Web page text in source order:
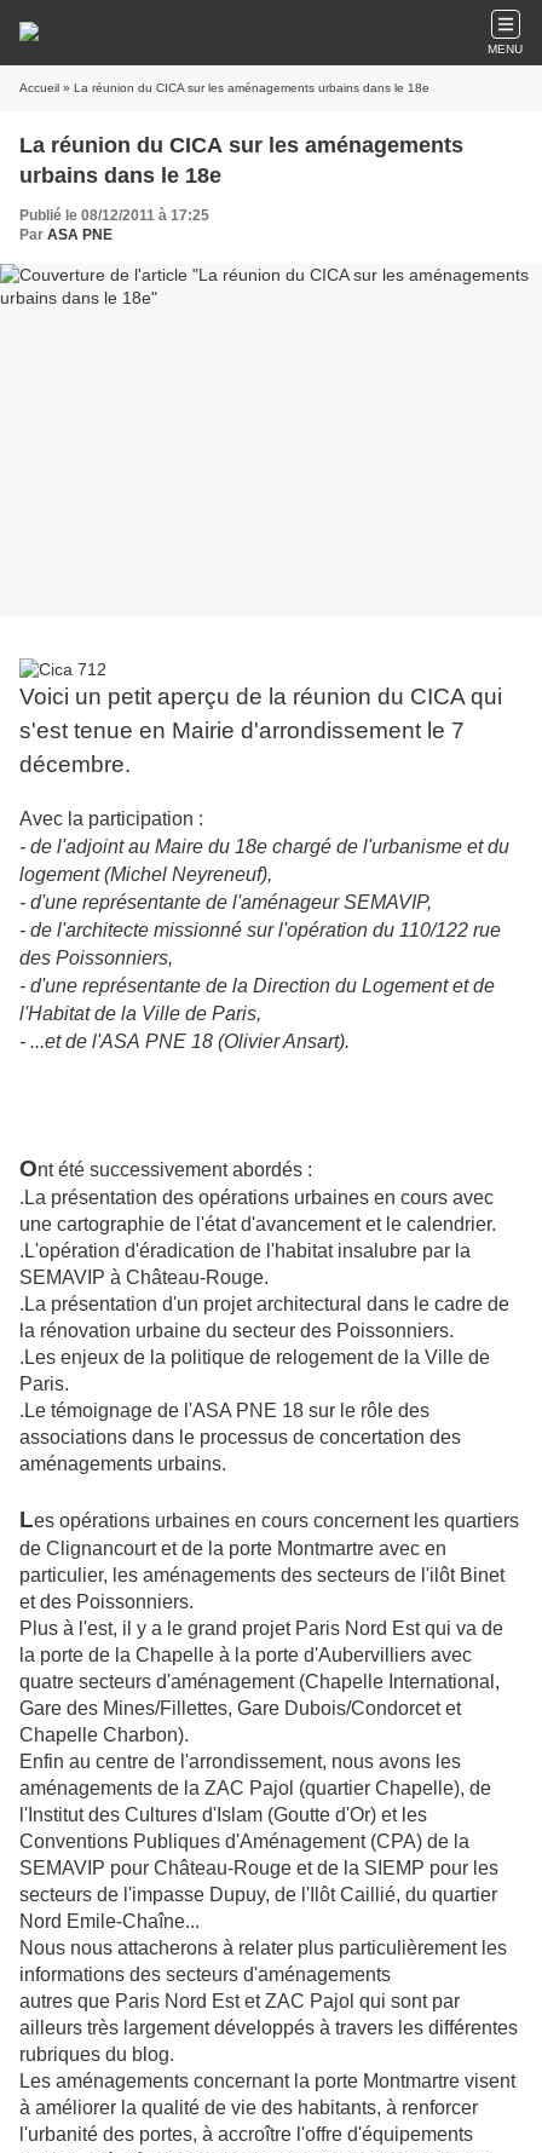
MENU
Accueil » La réunion du CICA sur les aménagements urbains dans le 18e
La réunion du CICA sur les aménagements
urbains dans le 18e
Publié le 08/12/2011 à 17:25
Par ASA PNE
Voici un petit aperçu de la réunion du CICA qui
s'est tenue en Mairie d'arrondissement le 7
décembre.
Avec la participation :
- de l'adjoint au Maire du 18e chargé de l'urbanisme et du
logement (Michel Neyreneuf),
- d'une représentante de l'aménageur SEMAVIP,
- de l'architecte missionné sur l'opération du 110/122 rue
des Poissonniers,
- d'une représentante de la Direction du Logement et de
l'Habitat de la Ville de Paris,
- ...et de l'ASA PNE 18 (Olivier Ansart).
Ont été successivement abordés :
.La présentation des opérations urbaines en cours avec
une cartographie de l'état d'avancement et le calendrier.
.L'opération d'éradication de l'habitat insalubre par la
SEMAVIP à Château-Rouge.
.La présentation d'un projet architectural dans le cadre de
la rénovation urbaine du secteur des Poissonniers.
.Les enjeux de la politique de relogement de la Ville de
Paris.
.Le témoignage de l'ASA PNE 18 sur le rôle des
associations dans le processus de concertation des
aménagements urbains.
Les opérations urbaines en cours concernent les quartiers
de Clignancourt et de la porte Montmartre avec en
particulier, les aménagements des secteurs de l'ilôt Binet
et des Poissonniers.
Plus à l'est, il y a le grand projet Paris Nord Est qui va de
la porte de la Chapelle à la porte d'Aubervilliers avec
quatre secteurs d'aménagement (Chapelle International,
Gare des Mines/Fillettes, Gare Dubois/Condorcet et
Chapelle Charbon).
Enfin au centre de l'arrondissement, nous avons les
aménagements de la ZAC Pajol (quartier Chapelle), de
l'Institut des Cultures d'Islam (Goutte d'Or) et les
Conventions Publiques d'Aménagement (CPA) de la
SEMAVIP pour Château-Rouge et de la SIEMP pour les
secteurs de l'impasse Dupuy, de l'Ilôt Caillié, du quartier
Nord Emile-Chaîne...
Nous nous attacherons à relater plus particulièrement les
informations des secteurs d'aménagements
autres que Paris Nord Est et ZAC Pajol qui sont par
ailleurs très largement développés à travers les différentes
rubriques du blog.
Les aménagements concernant la porte Montmartre visent
à améliorer la qualité de vie des habitants, à renforcer
l'urbanité des portes, à accroître l'offre d'équipements